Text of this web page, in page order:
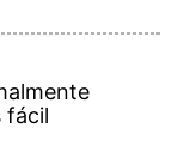
fácil